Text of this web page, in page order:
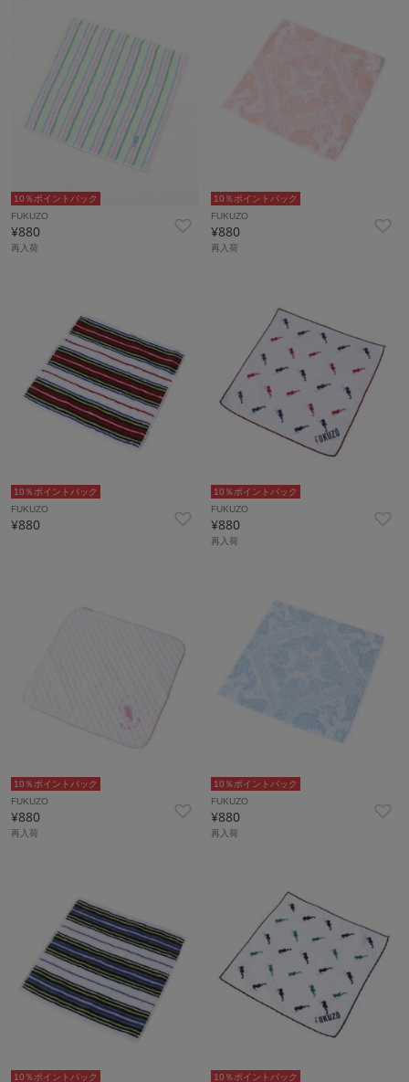
10％ポイントバック
FUKUZO
¥880
再入荷
10％ポイントバック
FUKUZO
¥880
再入荷
10％ポイントバック
FUKUZO
¥880
10％ポイントバック
FUKUZO
¥880
再入荷
10％ポイントバック
FUKUZO
¥880
再入荷
10％ポイントバック
FUKUZO
¥880
再入荷
10％ポイントバック 10％ポイントバック